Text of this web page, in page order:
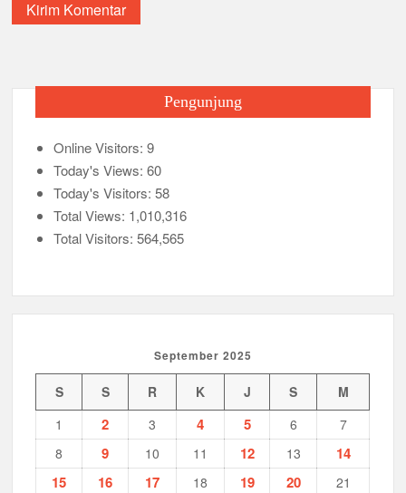
Pengunjung
Online Visitors:9
Today's Views:60
Today's Visitors:58
Total Views: 1,010,316
Total Visitors:564,565
September 2025
S S R K J S
M
1
2 3 4 5 6
7
8
9 10 11 12 13
14
15
16 17 18 19 20 21